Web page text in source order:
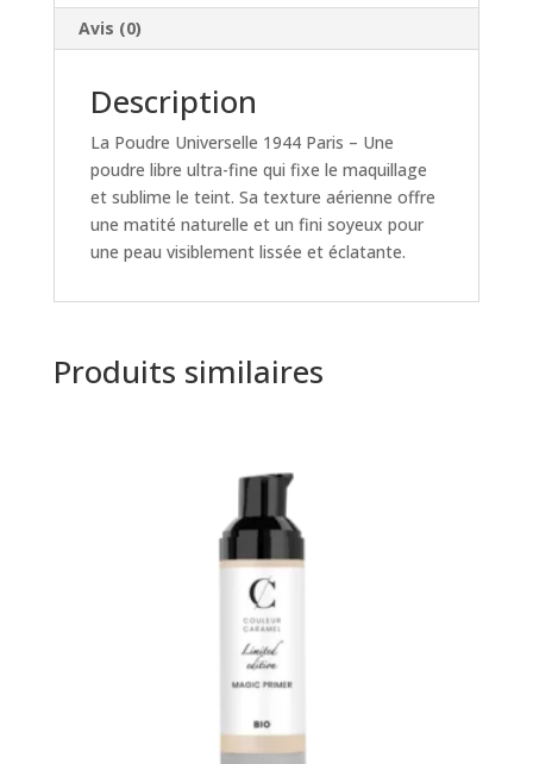
Avis (0)
Description
La Poudre Universelle 1944 Paris – Une
poudre libre ultra-fine qui fixe le maquillage
et sublime le teint. Sa texture aérienne offre
une matité naturelle et un fini soyeux pour
une peau visiblement lissée et éclatante.
Produits similaires